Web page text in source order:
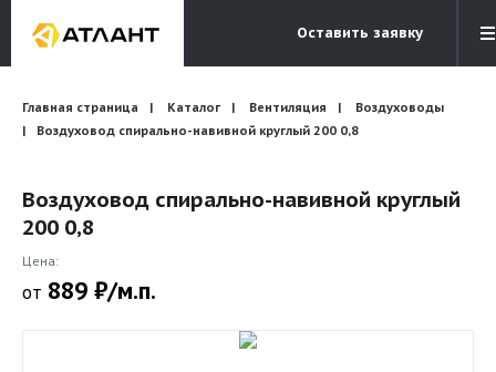
Оставить заявку
Электронная почта
info@atlantcompany.ru
Бесплатный звонок
8 (495) 532-45-07
Акции
Бренды
Бланки запросов
Главная страница Каталог Вентиляция
Воздуховоды
Воздуховод спирально-навивной круглый 200 0,8
Воздуховод спирально-навивной круглый
200 0,8
Цена:
от 889 ₽/м.п.